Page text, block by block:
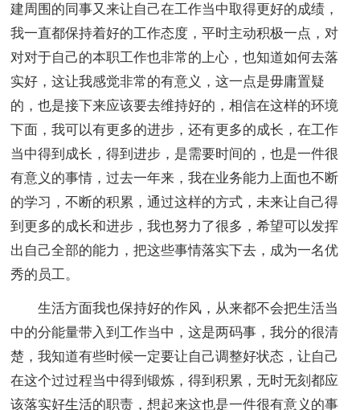
建周围的同事又来让自己在工作当中取得更好的成绩，
我一直都保持着好的工作态度，平时主动积极一点，对
对对于自己的本职工作也非常的上心，也知道如何去落
实好，这让我感觉非常的有意义，这一点是毋庸置疑
的，也是接下来应该要去维持好的，相信在这样的环境
下面，我可以有更多的进步，还有更多的成长，在工作
当中得到成长，得到进步，是需要时间的，也是一件很
有意义的事情，过去一年来，我在业务能力上面也不断
的学习，不断的积累，通过这样的方式，未来让自己得
到更多的成长和进步，我也努力了很多，希望可以发挥
出自己全部的能力，把这些事情落实下去，成为一名优
秀的员工。
生活方面我也保持好的作风，从来都不会把生活当
中的分能量带入到工作当中，这是两码事，我分的很清
楚，我知道有些时候一定要让自己调整好状态，让自己
在这个过过程当中得到锻炼，得到积累，无时无刻都应
该落实好生活的职责，想起来这也是一件很有意义的事